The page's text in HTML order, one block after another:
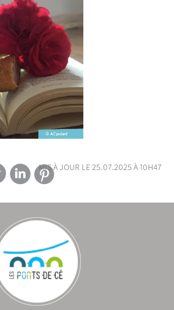
mis à jour le 25.07.2025 à 10h47